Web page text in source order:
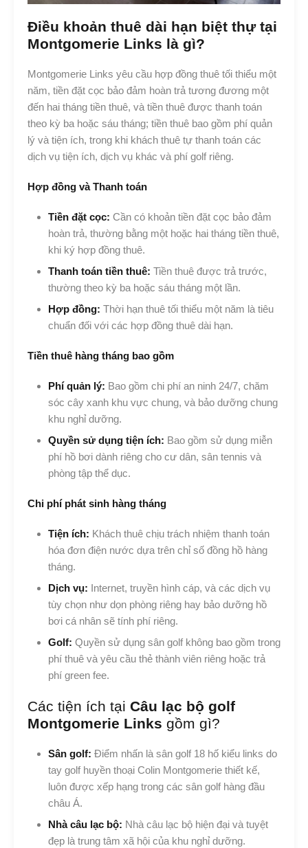
Điều khoản thuê dài hạn biệt thự tại
Montgomerie Links là gì?
Montgomerie Links yêu cầu hợp đồng thuê tối thiểu một
năm, tiền đặt cọc bảo đảm hoàn trả tương đương một
đến hai tháng tiền thuê, và tiền thuê được thanh toán
theo kỳ ba hoặc sáu tháng; tiền thuê bao gồm phí quản
lý và tiện ích, trong khi khách thuê tự thanh toán các
dịch vụ tiện ích, dịch vụ khác và phí golf riêng.
Hợp đồng và Thanh toán
Tiền đặt cọc: Cần có khoản tiền đặt cọc bảo đảm
hoàn trả, thường bằng một hoặc hai tháng tiền thuê,
khi ký hợp đồng thuê.
Thanh toán tiền thuê: Tiền thuê được trả trước,
thường theo kỳ ba hoặc sáu tháng một lần.
Hợp đồng: Thời hạn thuê tối thiểu một năm là tiêu
chuẩn đối với các hợp đồng thuê dài hạn.
Tiền thuê hàng tháng bao gồm
Phí quản lý: Bao gồm chi phí an ninh 24/7, chăm
sóc cây xanh khu vực chung, và bảo dưỡng chung
khu nghỉ dưỡng.
Quyền sử dụng tiện ích: Bao gồm sử dụng miễn
phí hồ bơi dành riêng cho cư dân, sân tennis và
phòng tập thể dục.
Chi phí phát sinh hàng tháng
Tiện ích: Khách thuê chịu trách nhiệm thanh toán
hóa đơn điện nước dựa trên chỉ số đồng hồ hàng
tháng.
Dịch vụ: Internet, truyền hình cáp, và các dịch vụ
tùy chọn như dọn phòng riêng hay bảo dưỡng hồ
bơi cá nhân sẽ tính phí riêng.
Golf: Quyền sử dụng sân golf không bao gồm trong
phí thuê và yêu cầu thẻ thành viên riêng hoặc trả
phí green fee.
Các tiện ích tại Câu lạc bộ golf
Montgomerie Links gồm gì?
Sân golf: Điểm nhấn là sân golf 18 hố kiểu links do
tay golf huyền thoại Colin Montgomerie thiết kế,
luôn được xếp hạng trong các sân golf hàng đầu
châu Á.
Nhà câu lạc bộ: Nhà câu lạc bộ hiện đại và tuyệt
đẹp là trung tâm xã hội của khu nghỉ dưỡng.